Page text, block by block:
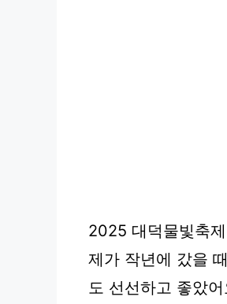
2025 대덕물빛축
제가 작년에 갔을
도 선선하고 좋았